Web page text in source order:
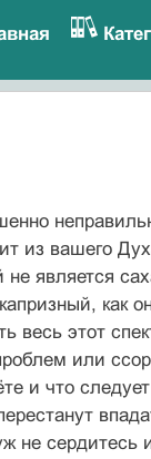
из вашего
не является
как
весь этот
или
и что
не сердитесь